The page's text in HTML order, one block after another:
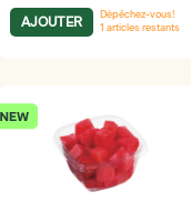
AJOUTER
Dépêchez-vous!
1 articles restants